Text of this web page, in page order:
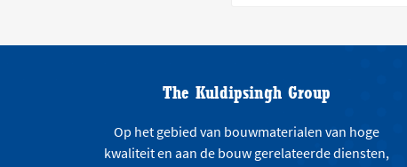
The Kuldipsingh Group
Op het gebied van bouwmaterialen van hoge
kwaliteit en aan de bouw gerelateerde diensten,